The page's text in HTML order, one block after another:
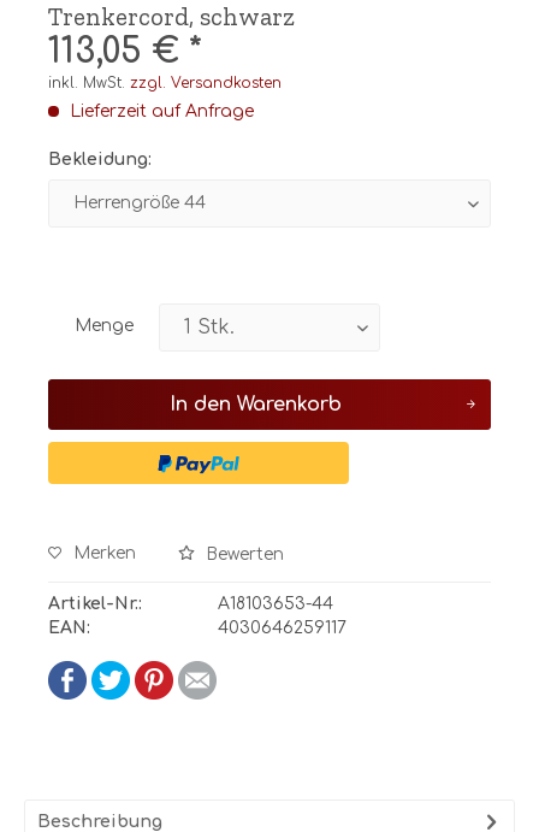
Trenkercord, schwarz
113,05 € *
inkl. MwSt. zzgl. Versandkosten
Lieferzeit auf Anfrage
Bekleidung:
Menge
In den Warenkorb
Merken Bewerten
Artikel-Nr.:
A18103653-44
EAN:
4030646259117
Beschreibung